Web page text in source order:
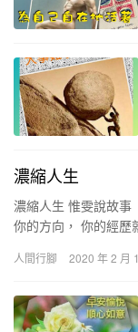
濃縮人生
濃縮人生 惟雯說故
你的方向， 你的經歷
人間行腳 2020 年 2 月